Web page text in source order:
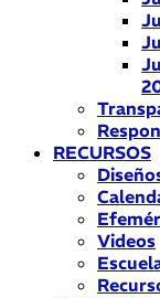
RECURSOS
Videos